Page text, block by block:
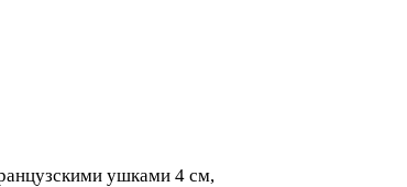
ушками 4 см,